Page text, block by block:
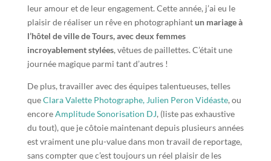
leur amour et de leur engagement. Cette année, j’ai eu le
plaisir de réaliser un rêve en photographiantun mariage à
l’hôtel de ville de Tours, avec deux femmes
incroyablement stylées, vêtues de paillettes. C’était une
journée magique parmi tant d’autres !
De plus, travailler avec des équipes talentueuses, telles
queClara Valette Photographe, Julien Peron Vidéaste, ou
encoreAmplitude Sonorisation DJ, (liste pas exhaustive
du tout), que je côtoie maintenant depuis plusieurs années
est vraiment une plu-value dans mon travail de reportage,
sans compter que c’est toujours un réel plaisir de les